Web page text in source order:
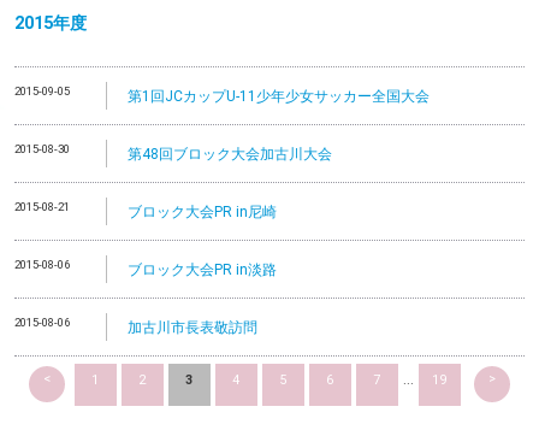
2015年度
2015-09-05 第1回JCカップU-11少年少女サッカー全国大会
2015-08-30 第48回ブロック大会加古川大会
2015-08-21 ブロック大会PR in尼崎
2015-08-06 ブロック大会PR in淡路
2015-08-06 加古川市長表敬訪問
< 1 2 3 4 5 6 7 ... 19 >